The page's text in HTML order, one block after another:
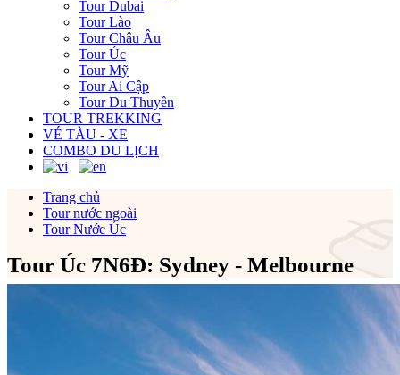
Tour Dubai
Tour Lào
Tour Châu Âu
Tour Úc
Tour Mỹ
Tour Ai Cập
Tour Du Thuyền
TOUR TREKKING
VÉ TÀU - XE
COMBO DU LỊCH
Trang chủ
Tour nước ngoài
Tour Nước Úc
Tour Úc 7N6Đ: Sydney - Melbourne